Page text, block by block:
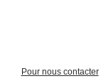
Pour nous contacter